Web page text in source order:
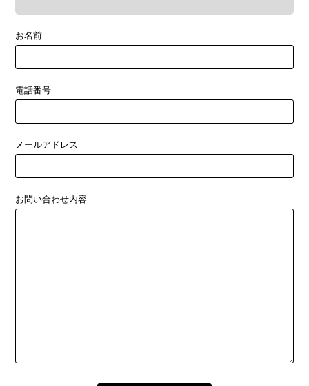
お名前
電話番号
メールアドレス
お問い合わせ内容